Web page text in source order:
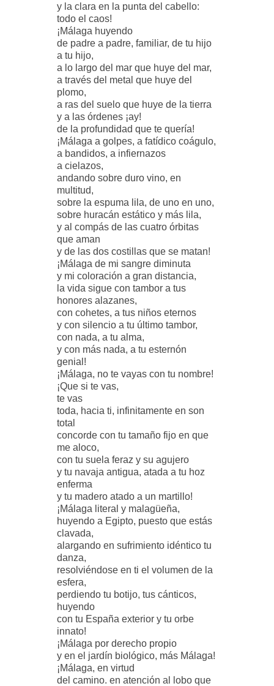
y la clara en la punta del cabello:
todo el caos!
¡Málaga huyendo
de padre a padre, familiar, de tu hijo
a tu hijo,
a lo largo del mar que huye del mar,
a través del metal que huye del
plomo,
a ras del suelo que huye de la tierra
y a las órdenes ¡ay!
de la profundidad que te quería!
¡Málaga a golpes, a fatídico coágulo,
a bandidos, a infiernazos
a cielazos,
andando sobre duro vino, en
multitud,
sobre la espuma lila, de uno en uno,
sobre huracán estático y más lila,
y al compás de las cuatro órbitas
que aman
y de las dos costillas que se matan!
¡Málaga de mi sangre diminuta
y mi coloración a gran distancia,
la vida sigue con tambor a tus
honores alazanes,
con cohetes, a tus niños eternos
y con silencio a tu último tambor,
con nada, a tu alma,
y con más nada, a tu esternón
genial!
¡Málaga, no te vayas con tu nombre!
¡Que si te vas,
te vas
toda, hacia ti, infinitamente en son
total
concorde con tu tamaño fijo en que
me aloco,
con tu suela feraz y su agujero
y tu navaja antigua, atada a tu hoz
enferma
y tu madero atado a un martillo!
¡Málaga literal y malagüeña,
huyendo a Egipto, puesto que estás
clavada,
alargando en sufrimiento idéntico tu
danza,
resolviéndose en ti el volumen de la
esfera,
perdiendo tu botijo, tus cánticos,
huyendo
con tu España exterior y tu orbe
innato!
¡Málaga por derecho propio
y en el jardín biológico, más Málaga!
¡Málaga, en virtud
del camino. en atención al lobo que